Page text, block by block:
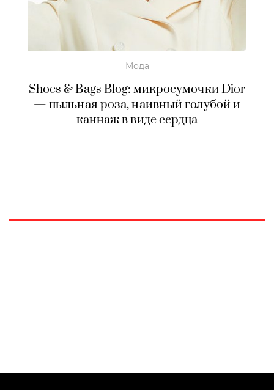
Мода
Shoes & Bags Blog: микросумочки Dior
— пыльная роза, наивный голубой и
каннаж в виде сердца